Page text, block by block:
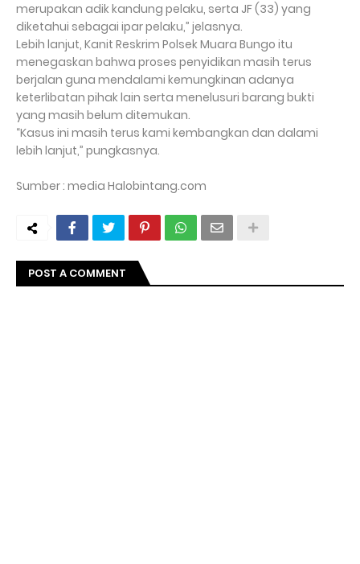
merupakan adik kandung pelaku, serta JF (33) yang
diketahui sebagai ipar pelaku,” jelasnya.
Lebih lanjut, Kanit Reskrim Polsek Muara Bungo itu
menegaskan bahwa proses penyidikan masih terus
berjalan guna mendalami kemungkinan adanya
keterlibatan pihak lain serta menelusuri barang bukti
yang masih belum ditemukan.
“Kasus ini masih terus kami kembangkan dan dalami
lebih lanjut,” pungkasnya.
Sumber : media Halobintang.com
POST A COMMENT